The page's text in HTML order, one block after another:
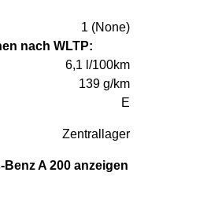
1 (None)
nach WLTP:
6,1 l/100km
139 g/km
E
Zentrallager
A 200 anzeigen